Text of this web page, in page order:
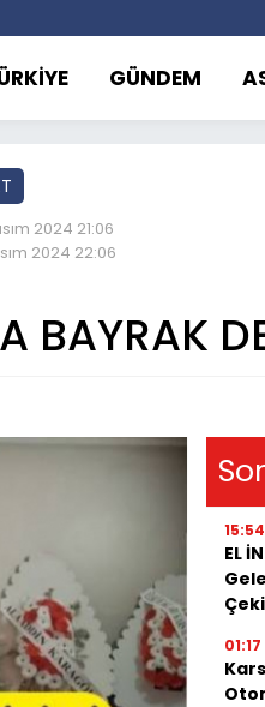
GÜNDEM
2024 21:06
2024 22:06
BAYRAK
15:54
EL
01:17